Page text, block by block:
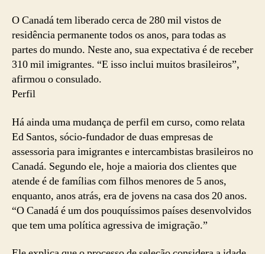
O Canadá tem liberado cerca de 280 mil vistos de
residência permanente todos os anos, para todas as
partes do mundo. Neste ano, sua expectativa é de receber
310 mil imigrantes. “E isso inclui muitos brasileiros”,
afirmou o consulado.
Perfil
Há ainda uma mudança de perfil em curso, como relata
Ed Santos, sócio-fundador de duas empresas de
assessoria para imigrantes e intercambistas brasileiros no
Canadá. Segundo ele, hoje a maioria dos clientes que
atende é de famílias com filhos menores de 5 anos,
enquanto, anos atrás, era de jovens na casa dos 20 anos.
“O Canadá é um dos pouquíssimos países desenvolvidos
que tem uma política agressiva de imigração.”